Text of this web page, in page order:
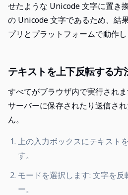
せたような Unicode 文字に置き
の Unicode 文字であるため、結
プリとプラットフォームで動作し
テキストを上下反転する方
すべてがブラウザ内で実行され
サーバーに保存されたり送信さ
ん。
上の入力ボックスにテキスト
す。
モードを選択します: 文字を
ー。